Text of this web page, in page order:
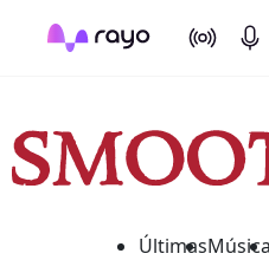
On Air
ÚltimasMúsica